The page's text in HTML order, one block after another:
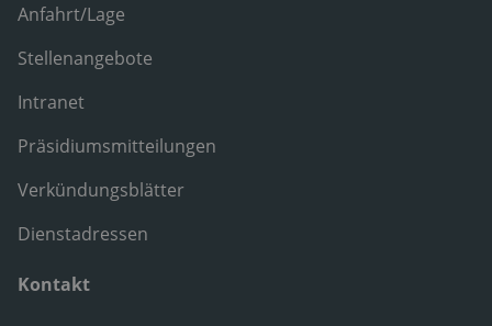
Anfahrt/Lage
Stellenangebote
Intranet
Präsidiumsmitteilungen
Verkündungsblätter
Dienstadressen
Kontakt